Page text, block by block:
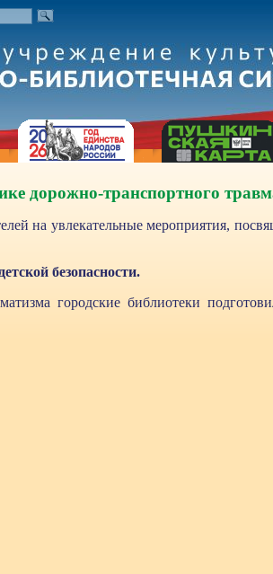
дорожно-транспортного
на увлекательные мероприятия,
безопасности.
городские библиотеки